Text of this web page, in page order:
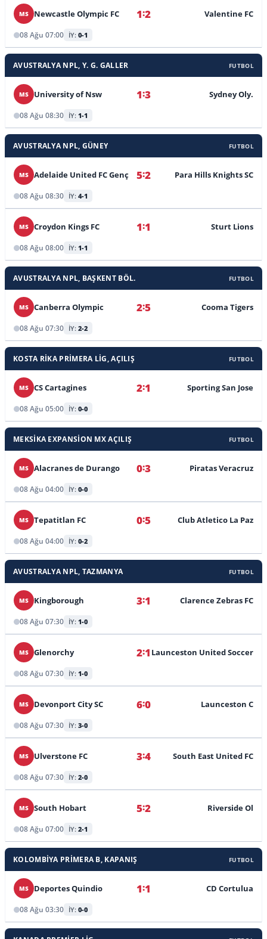
Uluslararası Gençler U20 CONCACAF Şampiyonası Eleme
Uluslararası Gençler U21 Orta Amerika Karayip Oyun.
Uluslararası Kulüpler Kuzey-Orta Amerika Lig Kupası
Uruguay Primera Ligi, Kapanış
Yeni Zelanda Northern League
Yeni Zelanda Southern League
Yeni Zelanda Central League
Şili Premier Lig
MS Newcastle Olympic FC 1:2 Valentine FC
08 Ağu 07:00 İY: 0-1
AVUSTRALYA NPL, Y. G. GALLER FUTBOL
MS University of Nsw 1:3 Sydney Oly.
08 Ağu 08:30 İY: 1-1
AVUSTRALYA NPL, GÜNEY FUTBOL
MS Adelaide United FC Genç 5:2 Para Hills Knights SC
08 Ağu 08:30 İY: 4-1
MS Croydon Kings FC 1:1 Sturt Lions
08 Ağu 08:00 İY: 1-1
AVUSTRALYA NPL, BAŞKENT BÖL. FUTBOL
MS Canberra Olympic 2:5 Cooma Tigers
08 Ağu 07:30 İY: 2-2
KOSTA RIKA PRIMERA LIG, AÇILIŞ FUTBOL
MS CS Cartagines 2:1 Sporting San Jose
08 Ağu 05:00 İY: 0-0
MEKSIKA EXPANSION MX AÇILIŞ FUTBOL
MS Alacranes de Durango 0:3 Piratas Veracruz
08 Ağu 04:00 İY: 0-0
MS Tepatitlan FC 0:5 Club Atletico La Paz
08 Ağu 04:00 İY: 0-2
AVUSTRALYA NPL, TAZMANYA FUTBOL
MS Kingborough 3:1 Clarence Zebras FC
08 Ağu 07:30 İY: 1-0
MS Glenorchy 2:1 Launceston United Soccer
08 Ağu 07:30 İY: 1-0
MS Devonport City SC 6:0 Launceston C
08 Ağu 07:30 İY: 3-0
MS Ulverstone FC 3:4 South East United FC
08 Ağu 07:30 İY: 2-0
MS South Hobart 5:2 Riverside Ol
08 Ağu 07:00 İY: 2-1
KOLOMBIYA PRIMERA B, KAPANIŞ FUTBOL
MS Deportes Quindio 1:1 CD Cortulua
08 Ağu 03:30 İY: 0-0